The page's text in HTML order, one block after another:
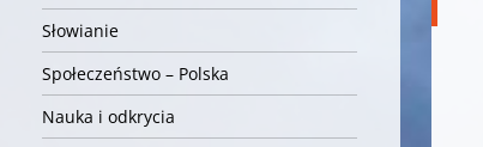
Słowianie
Społeczeństwo – Polska
Nauka i odkrycia